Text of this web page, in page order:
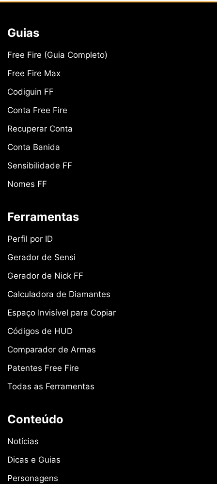
Guias
Free Fire (Guia Completo)
Free Fire Max
Codiguin FF
Conta Free Fire
Recuperar Conta
Conta Banida
Sensibilidade FF
Nomes FF
Ferramentas
Perfil por ID
Gerador de Sensi
Gerador de Nick FF
Calculadora de Diamantes
Espaço Invisível para Copiar
Códigos de HUD
Comparador de Armas
Patentes Free Fire
Todas as Ferramentas
Conteúdo
Notícias
Dicas e Guias
Personagens